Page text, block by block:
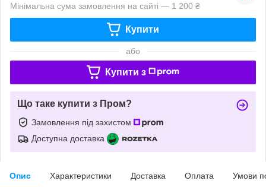
Мінімальна сума замовлення на сайті — 1 200 ₴
Купити
або
Купити з
Що таке купити з Пром?
Замовлення під захистом
Доступна доставка
Опис Характеристики Доставка Оплата Умови